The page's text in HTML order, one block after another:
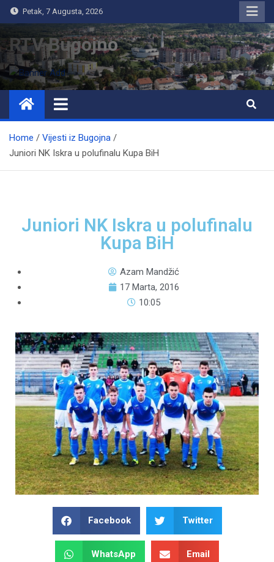
Petak, 7 Augusta, 2026
RTV Bugojno
Home
Vijesti iz Bugojna
Juniori NK Iskra u polufinalu Kupa BiH
Juniori NK Iskra u polufinalu
Kupa BiH
Azam Mandžić
17 Marta, 2016
10:05
Facebook Twitter
WhatsApp Email